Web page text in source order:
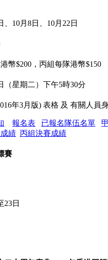
、10月8日、10月22日
幣$200，丙組每隊港幣$150
（星期二）下午5時30分
年3月版) 表格 及 有關人員
報名表 已報名隊伍名單
績 丙組決賽成績
賽
23日